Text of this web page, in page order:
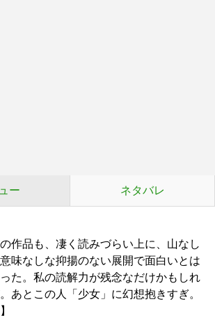
ー ネタバレ
作品も、凄く読みづらい上に、山なし
味なしな抑揚のない展開で面白いとは
た。私の読解力が残念なだけかもしれ
あとこの人「少女」に幻想抱きすぎ。